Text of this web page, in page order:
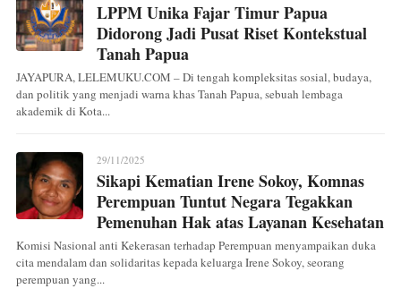
LPPM Unika Fajar Timur Papua
Didorong Jadi Pusat Riset Kontekstual
Tanah Papua
JAYAPURA, LELEMUKU.COM – Di tengah kompleksitas sosial, budaya,
dan politik yang menjadi warna khas Tanah Papua, sebuah lembaga
akademik di Kota...
29/11/2025
Sikapi Kematian Irene Sokoy, Komnas
Perempuan Tuntut Negara Tegakkan
Pemenuhan Hak atas Layanan Kesehatan
Komisi Nasional anti Kekerasan terhadap Perempuan menyampaikan duka
cita mendalam dan solidaritas kepada keluarga Irene Sokoy, seorang
perempuan yang...